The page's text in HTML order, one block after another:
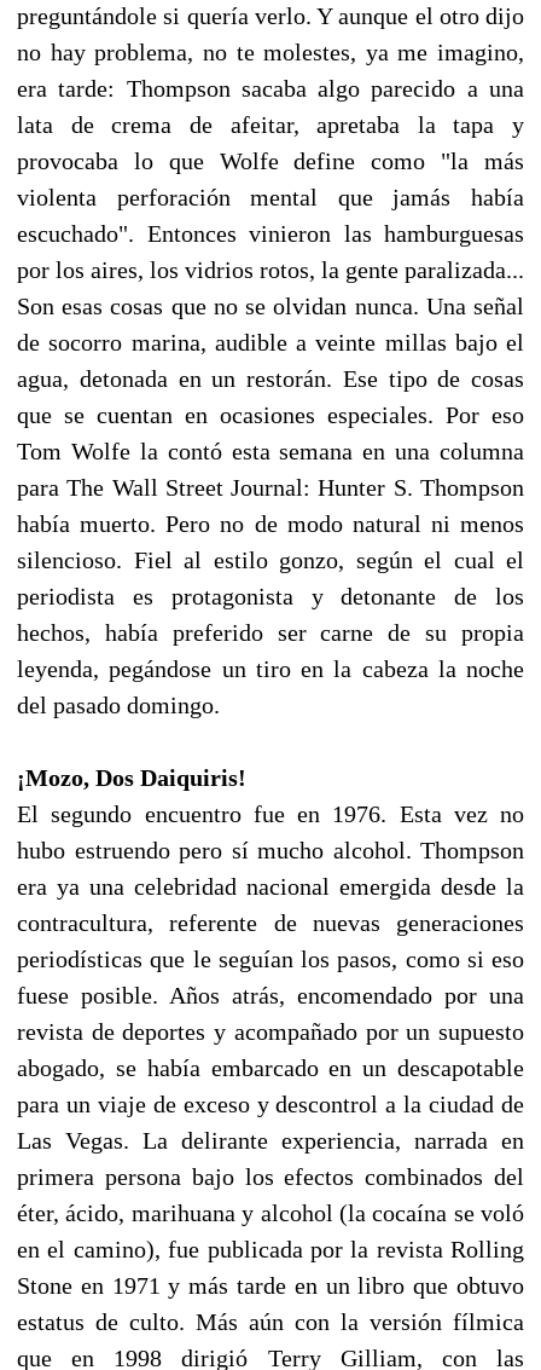
preguntándole si quería verlo. Y aunque el otro dijo
no hay problema, no te molestes, ya me imagino,
era tarde: Thompson sacaba algo parecido a una
lata de crema de afeitar, apretaba la tapa y
provocaba lo que Wolfe define como "la más
violenta perforación mental que jamás había
escuchado". Entonces vinieron las hamburguesas
por los aires, los vidrios rotos, la gente paralizada...
Son esas cosas que no se olvidan nunca. Una señal
de socorro marina, audible a veinte millas bajo el
agua, detonada en un restorán. Ese tipo de cosas
que se cuentan en ocasiones especiales. Por eso
Tom Wolfe la contó esta semana en una columna
para The Wall Street Journal: Hunter S. Thompson
había muerto. Pero no de modo natural ni menos
silencioso. Fiel al estilo gonzo, según el cual el
periodista es protagonista y detonante de los
hechos, había preferido ser carne de su propia
leyenda, pegándose un tiro en la cabeza la noche
del pasado domingo.
¡Mozo, Dos Daiquiris!
El segundo encuentro fue en 1976. Esta vez no
hubo estruendo pero sí mucho alcohol. Thompson
era ya una celebridad nacional emergida desde la
contracultura, referente de nuevas generaciones
periodísticas que le seguían los pasos, como si eso
fuese posible. Años atrás, encomendado por una
revista de deportes y acompañado por un supuesto
abogado, se había embarcado en un descapotable
para un viaje de exceso y descontrol a la ciudad de
Las Vegas. La delirante experiencia, narrada en
primera persona bajo los efectos combinados del
éter, ácido, marihuana y alcohol (la cocaína se voló
en el camino), fue publicada por la revista Rolling
Stone en 1971 y más tarde en un libro que obtuvo
estatus de culto. Más aún con la versión fílmica
que en 1998 dirigió Terry Gilliam, con las